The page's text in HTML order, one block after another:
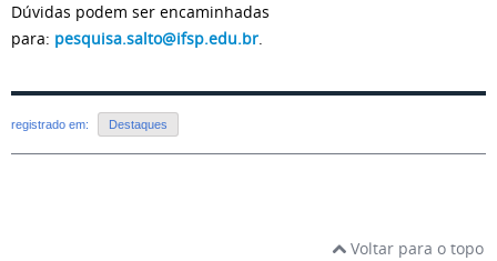
Dúvidas podem ser encaminhadas
para: pesquisa.salto@ifsp.edu.br.
registrado em: Destaques
Voltar para o topo